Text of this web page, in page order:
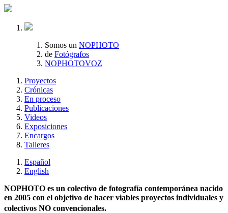
Somos un NOPHOTO
de Fotógrafos
NOPHOTOVOZ
Proyectos
Crónicas
En proceso
Publicaciones
Videos
Exposiciones
Encargos
Talleres
Español
English
NOPHOTO es un colectivo de fotografía contemporánea nacido
en 2005 con el objetivo de hacer viables proyectos individuales y
colectivos NO convencionales.